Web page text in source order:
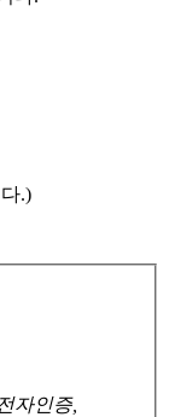
.)
자인증,